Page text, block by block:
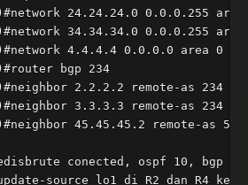
24.24.24.0 0.0.0.255 area
34.34.34.0 0.0.0.255 area
4.4.4.4 0.0.0.0 area 0
bgp 234
2.2.2.2 remote-as 234
3.3.3.3 remote-as 234
45.45.45.2 remote-as 500
conected, ospf 10, bgp